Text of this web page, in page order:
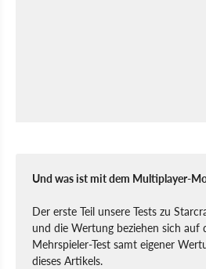
Und was ist mit dem Multiplayer-
Der erste Teil unsere Tests zu
und die Wertung beziehen sich auf
Mehrspieler-Test samt eigener
dieses Artikels.